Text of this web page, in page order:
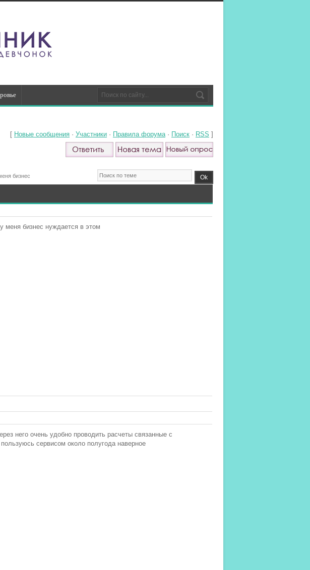
[ Новые сообщения · Участники · Правила форума· Поиск · RSS ]
бизнес
меня бизнес нуждается в этом
него очень удобно проводить расчеты связанные с
сервисом около полугода наверное